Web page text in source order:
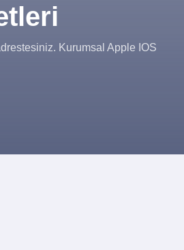
Kurumsal Apple IOS